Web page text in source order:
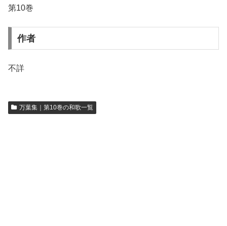
第10巻
作者
不詳
万葉集｜第10巻の和歌一覧